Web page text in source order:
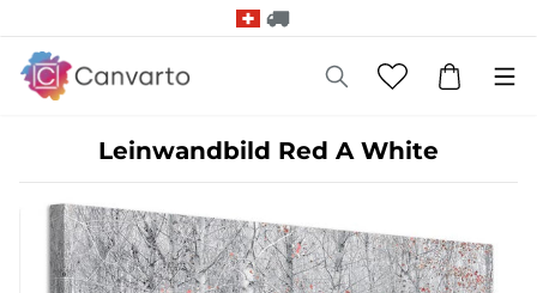
Leinwandbild Red A White